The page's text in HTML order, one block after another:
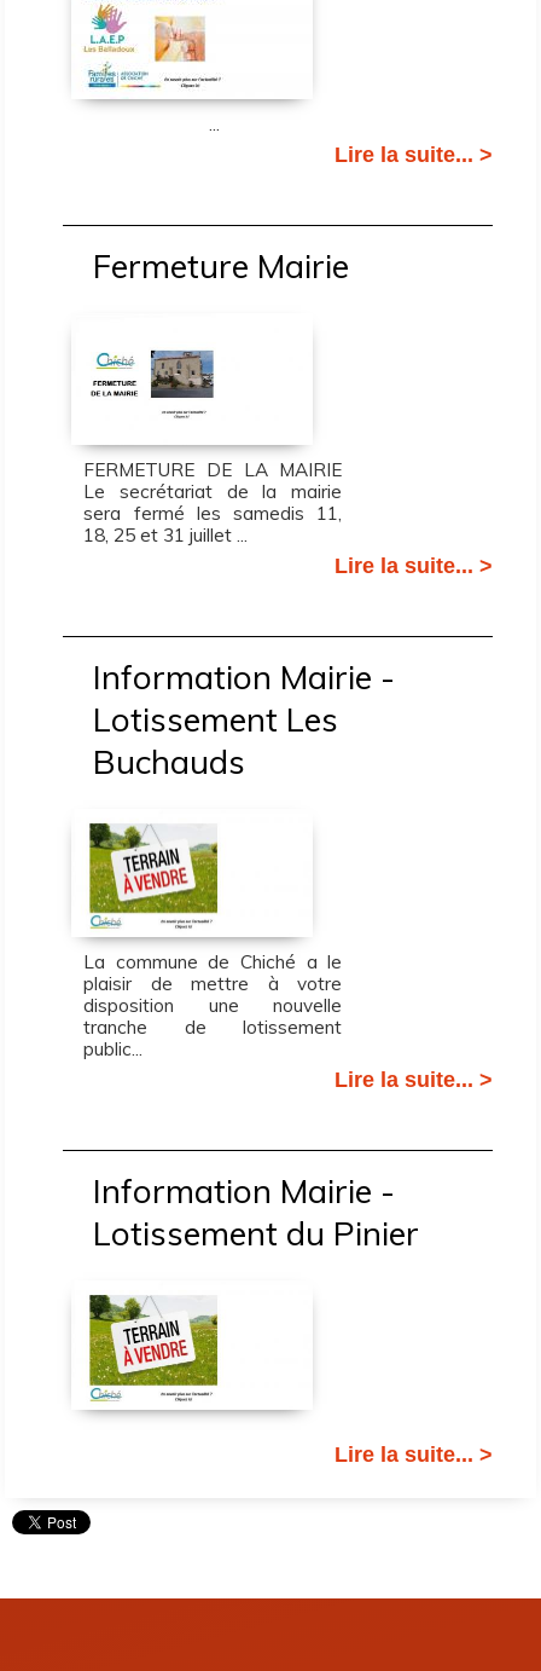
...
Lire la suite... >
Fermeture Mairie
FERMETURE DE LA MAIRIE
Le secrétariat de la mairie
sera fermé les samedis 11,
18, 25 et 31 juillet ...
Lire la suite... >
Information Mairie -
Lotissement Les
Buchauds
La commune de Chiché a le
plaisir de mettre à votre
disposition une nouvelle
tranche de lotissement
public...
Lire la suite... >
Information Mairie -
Lotissement du Pinier
Lire la suite... >